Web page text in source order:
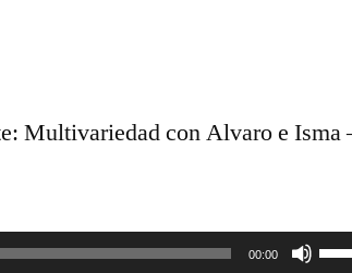
Multivariedad con Alvaro e Isma
00:00